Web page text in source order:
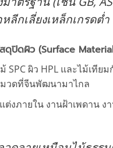
หลีกเลี่ยงเหล็กเกรดต่ำ
สดุปิดผิว (Surface
SPC ผิว HPL และไม้เทีย
วดที่จีนพัฒนามาไกล
ต่งภายใน งานฝ้าเพดาน ง